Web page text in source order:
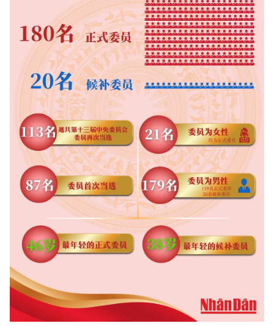
图库
视频
人民报社简介
TIẾNG VIỆT
ENGLISH
FRANÇAIS
РУССКИЙ
ESPAÑOL